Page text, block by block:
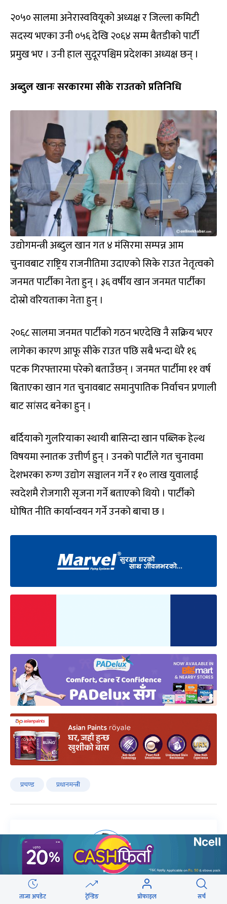
२०५० सालमा अनेरास्ववियूको अध्यक्ष र जिल्ला कमिटी
सदस्य भएका उनी ०५६ देखि २०६४ सम्म बैतडीको पार्टी
प्रमुख भए । उनी हाल सुदूरपश्चिम प्रदेशका अध्यक्ष छन् ।
अब्दुल खानः सरकारमा सीके राउतको प्रतिनिधि
उद्योगमन्त्री अब्दुल खान गत ४ मंसिरमा सम्पन्न आम
चुनावबाट राष्ट्रिय राजनीतिमा उदाएको सिके राउत नेतृत्वको
जनमत पार्टीका नेता हुन् । ३६ वर्षीय खान जनमत पार्टीका
दोस्रो वरियताका नेता हुन् ।
२०६८ सालमा जनमत पार्टीको गठन भएदेखि नै सक्रिय भएर
लागेका कारण आफू सीके राउत पछि सबै भन्दा धेरै १६
पटक गिरफ्तारमा परेको बताउँछन् । जनमत पार्टीमा ११ वर्ष
बिताएका खान गत चुनावबाट समानुपातिक निर्वाचन प्रणाली
बाट सांसद बनेका हुन् ।
बर्दियाको गुलरियाका स्थायी बासिन्दा खान पब्लिक हेल्थ
विषयमा स्नातक उत्तीर्ण हुन् । उनको पार्टीले गत चुनावमा
देशभरका रुग्ण उद्योग सञ्चालन गर्ने र १० लाख युवालाई
स्वदेशमै रोजगारी सृजना गर्ने बताएको थियो । पार्टीको
घोषित नीति कार्यान्वयन गर्ने उनको बाचा छ ।
प्रचण्ड प्रधानमन्त्री
लेखक
ताजा अपडेट ट्रेन्डिङ प्रोफाइल सर्च